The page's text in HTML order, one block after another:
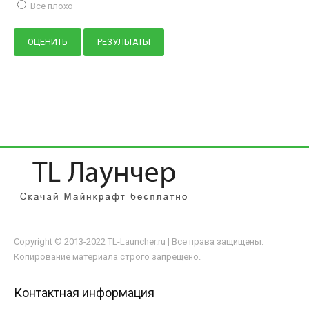
Всё плохо
Copyright © 2013-2022 TL-Launcher.ru | Все права защищены.
Копирование материала строго запрещено.
Контактная информация